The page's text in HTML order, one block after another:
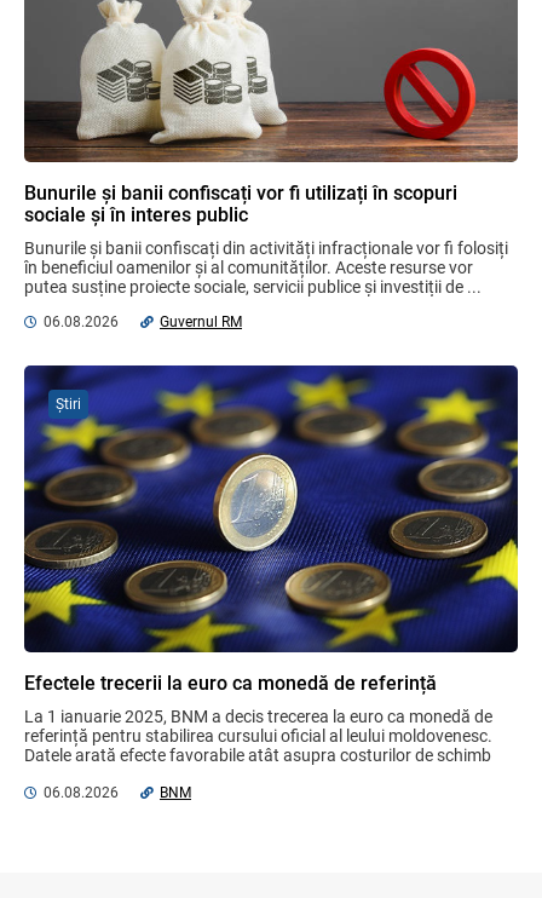
Бухгалтерские и Налоговые
Консультации № 07/2026, комментарии
на полях
06.08.2026 Ciobanu Veaceslav
Plafonul operațiunilor valutare de capital
06.08.2026
MIA Plăți Instant: Soluția inovativă pentru
publice
Efectele trecerii la euro ca monedă de
referință
06.08.2026
Bunurile și banii confiscați vor fi utilizați
în scopuri sociale și în interes public
06.08.2026 Guvernul RM
Mai puține taxe pe muncă. Mai multă
stimulare a investițiilor. Mai ferm pe vicii.
Mai corect pe excepții.
Bunurile și banii confiscați vor fi utilizați în scopuri
sociale și în interes public
Bunurile și banii confiscați din activități infracționale vor fi folosiți
în beneficiul oamenilor și al comunităților. Aceste resurse vor
putea susține proiecte sociale, servicii publice și investiții de ...
06.08.2026 Guvernul RM
Efectele trecerii la euro ca monedă de referință
La 1 ianuarie 2025, BNM a decis trecerea la euro ca monedă de
referință pentru stabilirea cursului oficial al leului moldovenesc.
Datele arată efecte favorabile atât asupra costurilor de schimb
06.08.2026 BNM
Știri